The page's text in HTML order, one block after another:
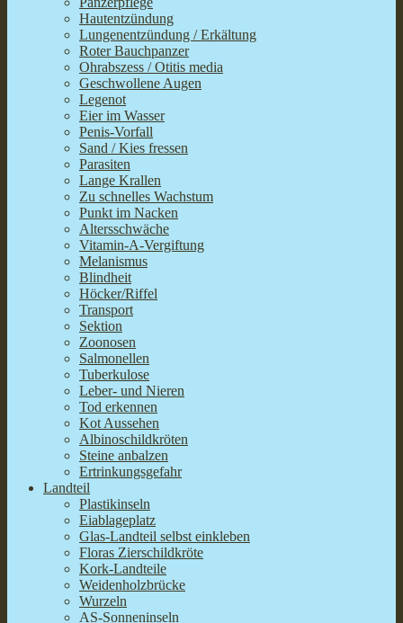
Hautentzündung
Lungenentzündung / Erkältung
Roter Bauchpanzer
Ohrabszess / Otitis media
Geschwollene Augen
Legenot
Eier im Wasser
Penis-Vorfall
Sand / Kies fressen
Parasiten
Lange Krallen
Zu schnelles Wachstum
Punkt im Nacken
Altersschwäche
Vitamin-A-Vergiftung
Melanismus
Blindheit
Höcker/Riffel
Transport
Sektion
Zoonosen
Salmonellen
Tuberkulose
Leber- und Nieren
Tod erkennen
Kot Aussehen
Albinoschildkröten
Steine anbalzen
Ertrinkungsgefahr
Landteil
Plastikinseln
Eiablageplatz
Glas-Landteil selbst einkleben
Floras Zierschildkröte
Kork-Landteile
Weidenholzbrücke
Wurzeln
AS-Sonneninseln